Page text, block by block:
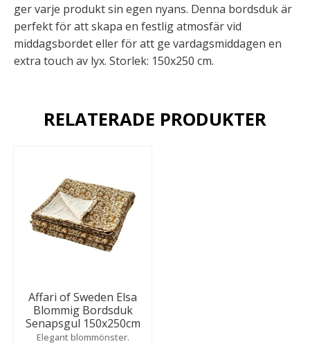
ger varje produkt sin egen nyans. Denna bordsduk är
perfekt för att skapa en festlig atmosfär vid
middagsbordet eller för att ge vardagsmiddagen en
extra touch av lyx. Storlek: 150x250 cm.
RELATERADE PRODUKTER
Affari of Sweden Elsa
Blommig Bordsduk
Senapsgul 150x250cm
Elegant blommönster.